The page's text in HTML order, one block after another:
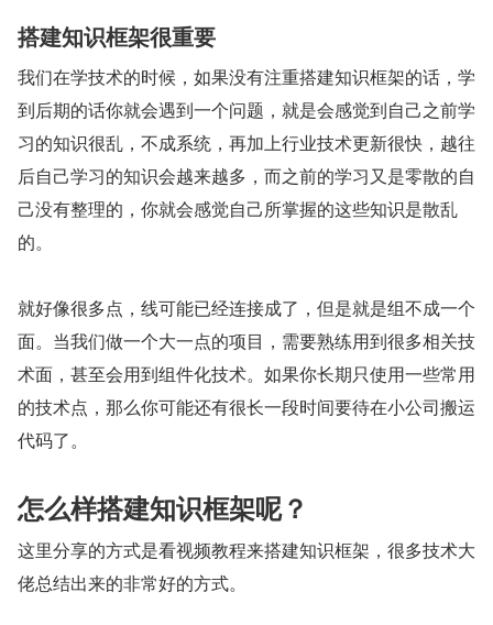
搭建知识框架很重要
我们在学技术的时候，如果没有注重搭建知识框架的话，学
到后期的话你就会遇到一个问题，就是会感觉到自己之前学
习的知识很乱，不成系统，再加上行业技术更新很快，越往
后自己学习的知识会越来越多，而之前的学习又是零散的自
己没有整理的，你就会感觉自己所掌握的这些知识是散乱
的。
就好像很多点，线可能已经连接成了，但是就是组不成一个
面。当我们做一个大一点的项目，需要熟练用到很多相关技
术面，甚至会用到组件化技术。如果你长期只使用一些常用
的技术点，那么你可能还有很长一段时间要待在小公司搬运
代码了。
怎么样搭建知识框架呢？
这里分享的方式是看视频教程来搭建知识框架，很多技术大
佬总结出来的非常好的方式。